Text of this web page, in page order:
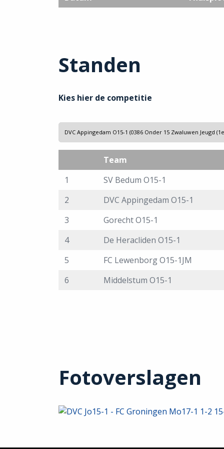
Standen
Kies hier de competitie
Team
1
SV Bedum O15-1
2
DVC Appingedam O15-1
3
Gorecht O15-1
4
De Heracliden O15-1
5
FC Lewenborg O15-1JM
6
Middelstum O15-1
Fotoverslagen